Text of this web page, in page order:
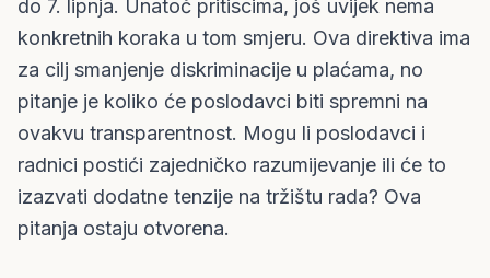
do 7. lipnja. Unatoč pritiscima, još uvijek nema
konkretnih koraka u tom smjeru. Ova direktiva ima
za cilj smanjenje diskriminacije u plaćama, no
pitanje je koliko će poslodavci biti spremni na
ovakvu transparentnost. Mogu li poslodavci i
radnici postići zajedničko razumijevanje ili će to
izazvati dodatne tenzije na tržištu rada? Ova
pitanja ostaju otvorena.